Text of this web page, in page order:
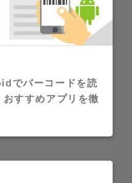
でバーコードを読
すすめアプリを徹